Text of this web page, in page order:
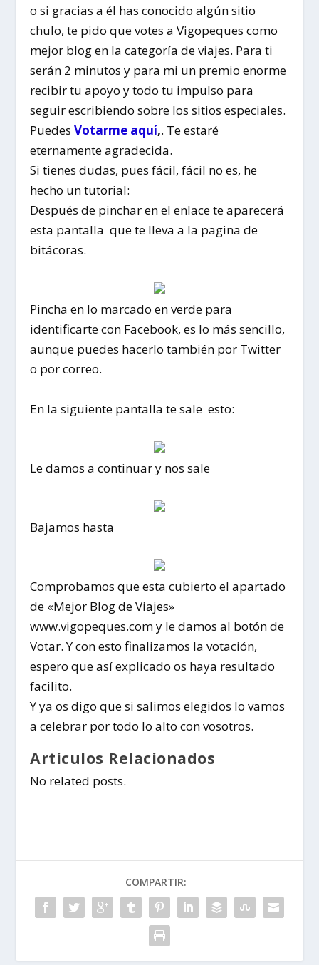
o si gracias a él has conocido algún sitio
chulo, te pido que votes a Vigopeques como
mejor blog en la categoría de viajes. Para ti
serán 2 minutos y para mi un premio enorme
recibir tu apoyo y todo tu impulso para
seguir escribiendo sobre los sitios especiales.
PuedesVotarme aquí,. Te estaré
eternamente agradecida.
Si tienes dudas, pues fácil, fácil no es, he
hecho un tutorial:
Después de pinchar en el enlace te aparecerá
esta pantalla que te lleva a la pagina de
bitácoras.
Pincha en lo marcado en verde para
identificarte con Facebook, es lo más sencillo,
aunque puedes hacerlo también por Twitter
o por correo.
En la siguiente pantalla te sale esto:
Le damos a continuar y nos sale
Bajamos hasta
Comprobamos que esta cubierto el apartado
de «Mejor Blog de Viajes»
www.vigopeques.com y le damos al botón de
Votar. Y con esto finalizamos la votación,
espero que así explicado os haya resultado
facilito.
Y ya os digo que si salimos elegidos lo vamos
a celebrar por todo lo alto con vosotros.
Articulos Relacionados
No related posts.
COMPARTIR: